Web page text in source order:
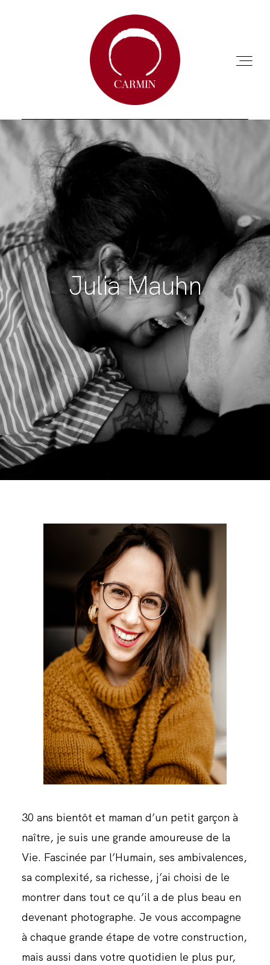
ACCUEIL
A PROPOS
ANNUAIRE
CHARTE
BLOG
CONTACT
Julia Mauhn
30 ans bientôt et maman d’un petit garçon à
naître, je suis une grande amoureuse de la
Vie. Fascinée par l’Humain, ses ambivalences,
sa complexité, sa richesse, j’ai choisi de le
montrer dans tout ce qu’il a de plus beau en
devenant photographe. Je vous accompagne
à chaque grande étape de votre construction,
mais aussi dans votre quotidien le plus pur,